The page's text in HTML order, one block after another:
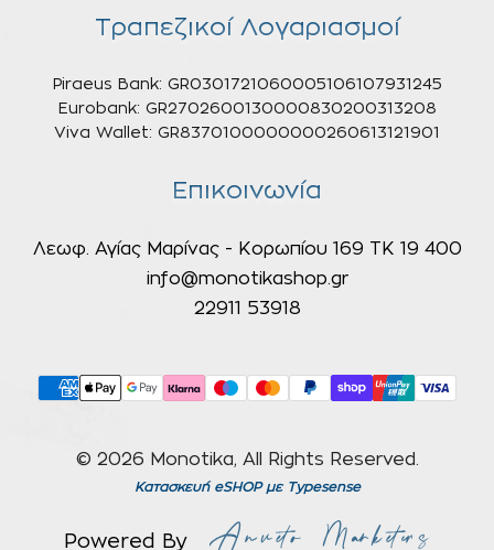
Τραπεζικοί Λογαριασμοί
Piraeus Bank: GR0301721060005106107931245
Eurobank: GR2702600130000830200313208
Viva Wallet: GR8370100000000260613121901
Επικοινωνία
Λεωφ. Αγίας Μαρίνας - Κορωπίου 169 ΤΚ 19 400
info@monotikashop.gr
22911 53918
© 2026 Monotika, All Rights Reserved.
Κατασκευή eSHOPμε Typesense
Powered By